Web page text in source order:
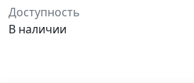
Доступность
В наличии